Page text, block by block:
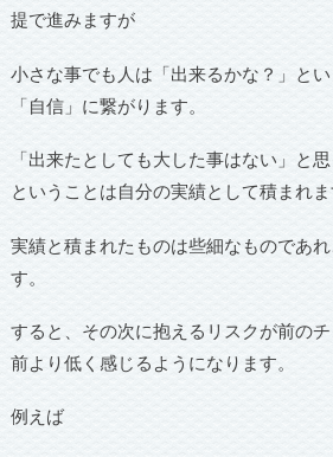
提で進みますが
小さな事でも人は「出来るかな？」と
「自信」に繋がります。
「出来たとしても大した事はない」と
ということは自分の実績として積まれま
実績と積まれたものは些細なものであ
す。
すると、その次に抱えるリスクが前の
前より低く感じるようになります。
例えば